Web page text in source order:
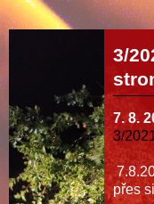
3/
7. 8.
3/
přes